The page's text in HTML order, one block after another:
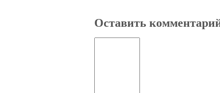
Оставить